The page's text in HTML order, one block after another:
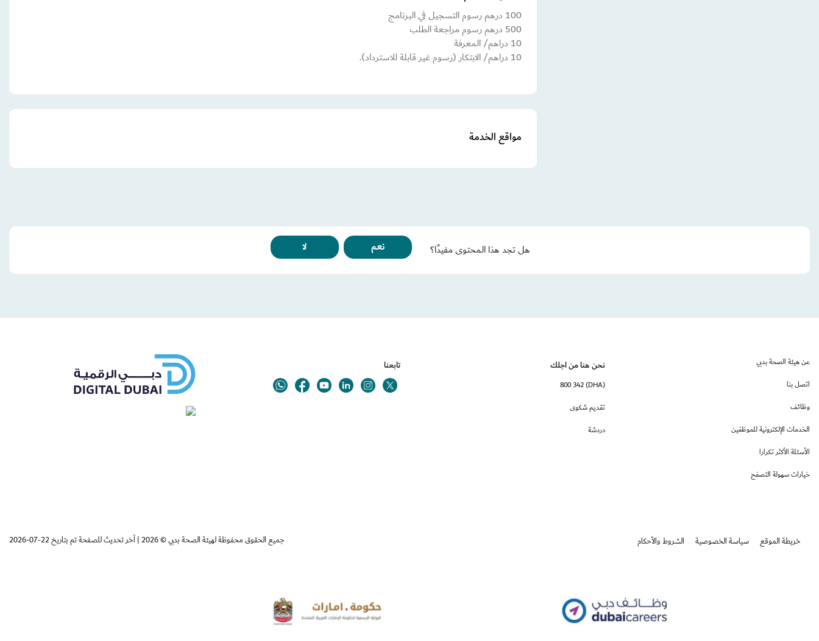
100 درهم رسوم التسجيل في البرنامج
500 درهم رسوم مراجعة الطلب
10 دراهم/ المعرفة
10 دراهم/ الابتكار (رسوم غير قابلة للاسترداد).
مواقع الخدمة
هل تجد هذا المحتوى مفيدًا؟ نعم لا
عن هيئة الصحة بدبي
اتصل بنا
وظائف
الخدمات الإلكترونية للموظفين
الأسئلة الأكثر تكرارا
خيارات سهولة التصفح
نحن هنا من اجلك
(DHA) 800 342
تقديم شكوى
دردشة
تابعنا
خريطة الموقع سياسة الخصوصية الشروط والأحكام جميع الحقوق محفوظة لهيئة الصحة بدبي © 2026 | آخر تحديث للصفحة تم بتاريخ 22-07-2026